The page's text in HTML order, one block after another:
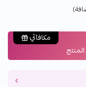
مكافآتي